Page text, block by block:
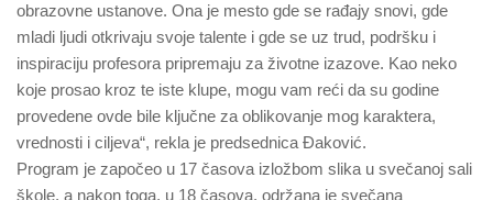
obrazovne ustanove. Ona je mesto gde se rađajy snovi, gde
mladi ljudi otkrivaju svoje talente i gde se uz trud, podršku i
inspiraciju profesora pripremaju za životne izazove. Kao neko
koje prosao kroz te iste klupe, mogu vam reći da su godine
provedene ovde bile ključne za oblikovanje mog karaktera,
vrednosti i ciljeva“, rekla je predsednica Đaković.
Program je započeo u 17 časova izložbom slika u svečanoj sali
škole, a nakon toga, u 18 časova, održana je svečana